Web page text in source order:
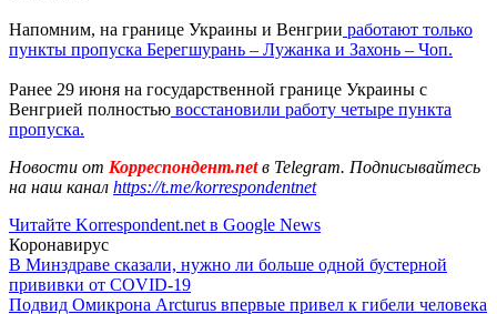
Напомним, на границе Украины и Венгрии работают только
пункты пропуска Берегшурань – Лужанка и Захонь – Чоп.
Ранее 29 июня на государственной границе Украины с
Венгрией полностью восстановили работу четыре пункта
пропуска.
Новости от Корреспондент.netв Telegram. Подписывайтесь
на наш канал https://t.me/korrespondentnet
Читайте Korrespondent.net в Google News
Коронавирус
В Минздраве сказали, нужно ли больше одной бустерной
прививки от COVID-19
Подвид Омикрона Arcturus впервые привел к гибели человека